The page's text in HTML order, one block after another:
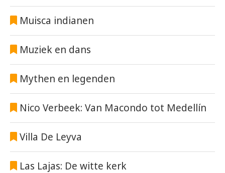
Muisca indianen
Muziek en dans
Mythen en legenden
Nico Verbeek: Van Macondo tot Medellín
Villa De Leyva
Las Lajas: De witte kerk